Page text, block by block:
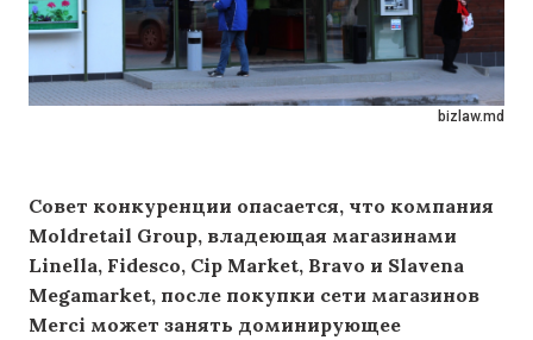
bizlaw.md
Совет конкуренции опасается, что компания
Moldretail Group, владеющая магазинами
Linella, Fidesco, Cip Market, Bravo и Slavena
Megamarket, после покупки сети магазинов
Merci может занять доминирующее